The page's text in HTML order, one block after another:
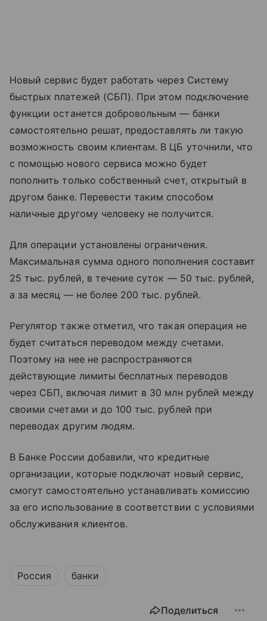
Новый сервис будет работать через Систему
быстрых платежей (СБП). При этом подключение
функции останется добровольным — банки
самостоятельно решат, предоставлять ли такую
возможность своим клиентам. В ЦБ уточнили, что
с помощью нового сервиса можно будет
пополнить только собственный счет, открытый в
другом банке. Перевести таким способом
наличные другому человеку не получится.
Для операции установлены ограничения.
Максимальная сумма одного пополнения составит
25 тыс. рублей, в течение суток — 50 тыс. рублей,
а за месяц — не более 200 тыс. рублей.
Регулятор также отметил, что такая операция не
будет считаться переводом между счетами.
Поэтому на нее не распространяются
действующие лимиты бесплатных переводов
через СБП, включая лимит в 30 млн рублей между
своими счетами и до 100 тыс. рублей при
переводах другим людям.
В Банке России добавили, что кредитные
организации, которые подключат новый сервис,
смогут самостоятельно устанавливать комиссию
за его использование в соответствии с условиями
обслуживания клиентов.
Россия банки
Поделиться